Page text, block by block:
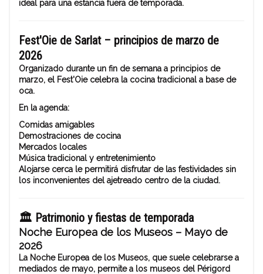
ideal para una estancia fuera de temporada.
Fest'Oie de Sarlat – principios de marzo de
2026
Organizado durante un fin de semana a principios de
marzo, el Fest'Oie celebra la cocina tradicional a base de
oca.
En la agenda:
Comidas amigables
Demostraciones de cocina
Mercados locales
Música tradicional y entretenimiento
Alojarse cerca le permitirá disfrutar de las festividades sin
los inconvenientes del ajetreado centro de la ciudad.
🏛️ Patrimonio y fiestas de temporada
Noche Europea de los Museos – Mayo de
2026
La Noche Europea de los Museos, que suele celebrarse a
mediados de mayo, permite a los museos del Périgord